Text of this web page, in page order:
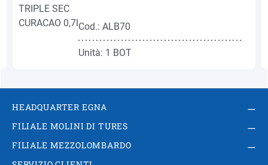
Cod.: ALB70
Unità: 1 BOT
HEADQUARTER EGNA
FILIALE MOLINI DI TURES
FILIALE MEZZOLOMBARDO